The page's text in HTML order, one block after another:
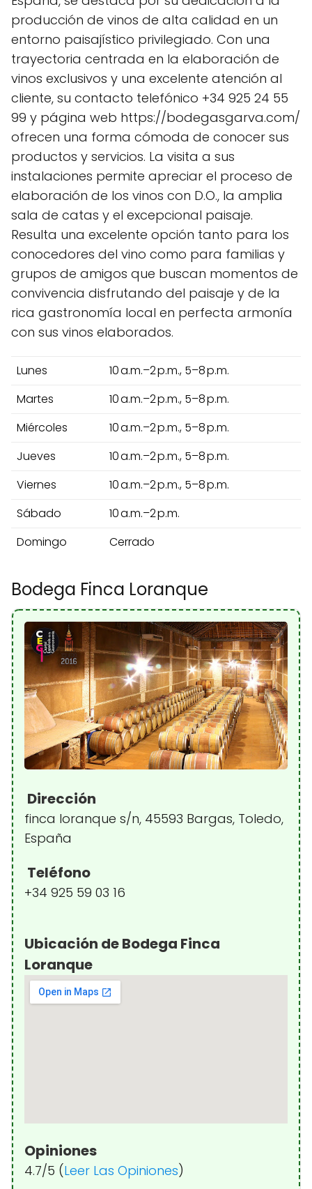
producción de vinos de alta calidad en un
entorno paisajístico privilegiado. Con una
trayectoria centrada en la elaboración de
vinos exclusivos y una excelente atención al
cliente, su contacto telefónico +34 925 24 55
99 y página web https://bodegasgarva.com/
ofrecen una forma cómoda de conocer sus
productos y servicios. La visita a sus
instalaciones permite apreciar el proceso de
elaboración de los vinos con D.O., la amplia
sala de catas y el excepcional paisaje.
Resulta una excelente opción tanto para los
conocedores del vino como para familias y
grupos de amigos que buscan momentos de
convivencia disfrutando del paisaje y de la
rica gastronomía local en perfecta armonía
con sus vinos elaborados.
Lunes
10 a.m.–2 p.m., 5–8 p.m.
Martes
10 a.m.–2 p.m., 5–8 p.m.
Miércoles
10 a.m.–2 p.m., 5–8 p.m.
Jueves
10 a.m.–2 p.m., 5–8 p.m.
Viernes
10 a.m.–2 p.m., 5–8 p.m.
Sábado
10 a.m.–2 p.m.
Domingo
Cerrado
Bodega Finca Loranque
Dirección
finca loranque s/n, 45593 Bargas, Toledo,
España
Teléfono
+34 925 59 03 16
Ubicación de Bodega Finca
Loranque
Opiniones
4.7/5 (Leer Las Opiniones)